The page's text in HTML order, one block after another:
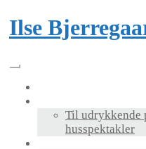
Skip
to
Ilse
Til udrykkende
husspektakler